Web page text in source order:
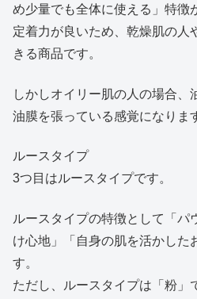
め少量でも全体に使える」特徴
定着力が良いため、乾燥肌の人
きる商品です。
しかしオイリー肌の人の場合、
油膜を張っている感覚になりま
ルースタイプ
3つ目はルースタイプです。
ルースタイプの特徴として「パ
け心地」「自身の肌を活かした
す。
ただし、ルースタイプは「粉」